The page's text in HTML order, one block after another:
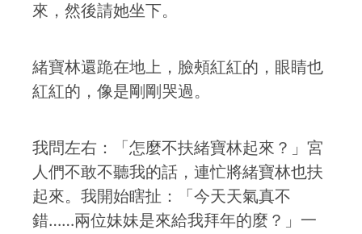
來，然後請她坐下。
緒寶林還跪在地上，臉頰紅紅的，眼睛也
紅紅的，像是剛剛哭過。
我問左右：「怎麼不扶緒寶林起來？」宮
人們不敢不聽我的話，連忙將緒寶林也扶
起來。我開始瞎扯：「今天天氣真不
錯……兩位妹妹是來給我拜年的麼？」一